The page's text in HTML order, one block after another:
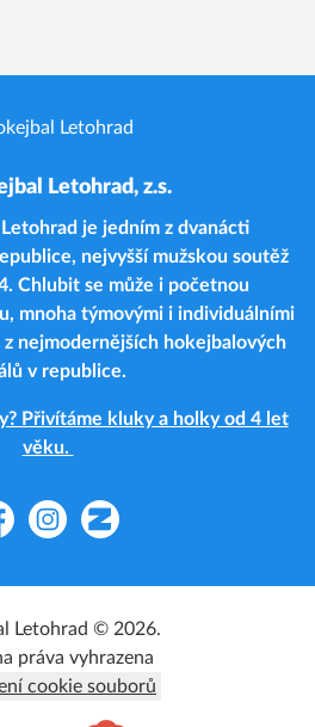
Letohrad, z.s.
je jedním z dvanácti
nejvyšší mužskou soutěž
Chlubit se může i početnou
mnoha týmovými i individuálními
nejmodernějších hokejbalových
v republice.
Přivítáme kluky a holky od 4 let
věku.
InstagramZonerama
Letohrad © 2026.
práva vyhrazena
cookie souborů